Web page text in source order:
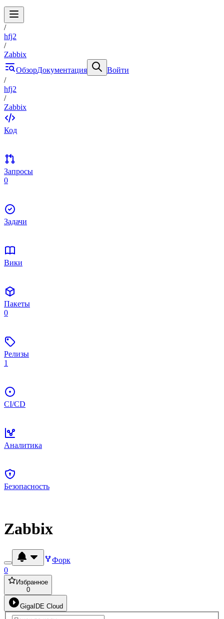
/
hfj2
/
Zabbix
ОбзорДокументация
Войти
/
hfj2
/
Zabbix
Код
Запросы
0
Задачи
Вики
Пакеты
0
Релизы
1
CI/CD
Аналитика
Безопасность
Zabbix
Форк
0
Избранное
0
GigaIDE Cloud